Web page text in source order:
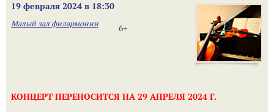
19 февраля 2024 в 18:30
6+
Малый зал филармонии
КОНЦЕРТ ПЕРЕНОСИТСЯ НА 29 АПРЕЛЯ 2024 Г.